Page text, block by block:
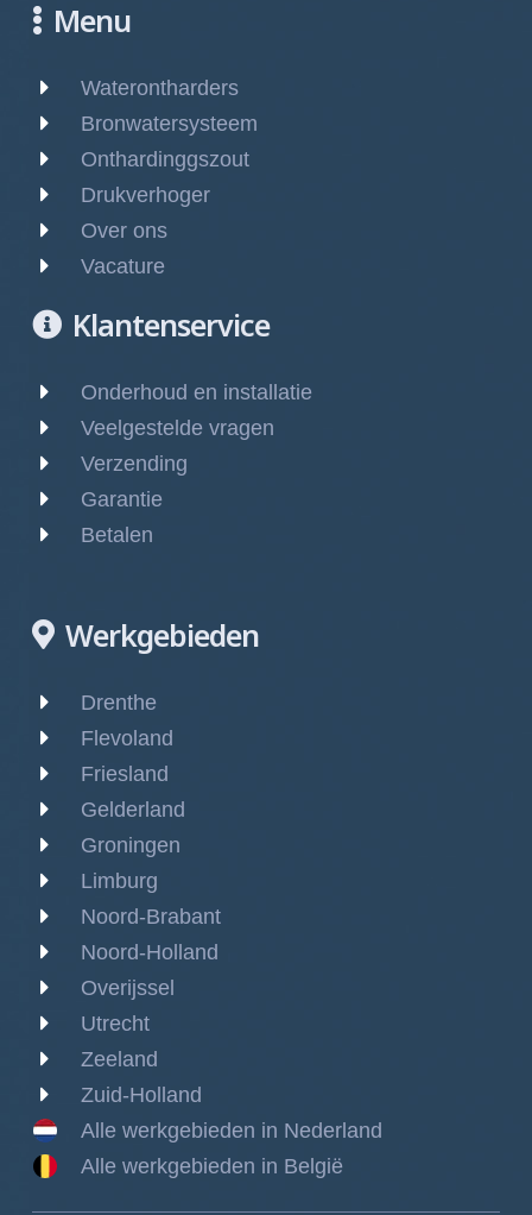
Menu
Waterontharders
Bronwatersysteem
Onthardinggszout
Drukverhoger
Over ons
Vacature
Klantenservice
Onderhoud en installatie
Veelgestelde vragen
Verzending
Garantie
Betalen
Werkgebieden
Drenthe
Flevoland
Friesland
Gelderland
Groningen
Limburg
Noord-Brabant
Noord-Holland
Overijssel
Utrecht
Zeeland
Zuid-Holland
Alle werkgebieden in Nederland
Alle werkgebieden in België